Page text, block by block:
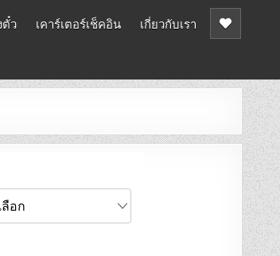
ว เคาร์เตอร์เช็คอิน เกี่ยวกับเรา